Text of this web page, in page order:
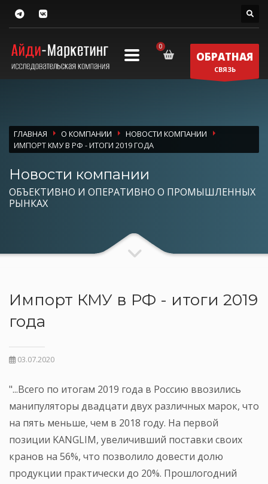
ОБРАТНАЯ
СВЯЗЬ
ГЛАВНАЯ О КОМПАНИИ
НОВОСТИ КОМПАНИИ
ИМПОРТ КМУ В РФ - ИТОГИ 2019 ГОДА
Новости компании
ОБЪЕКТИВНО И ОПЕРАТИВНО О ПРОМЫШЛЕННЫХ
РЫНКАХ
Импорт КМУ в РФ - итоги 2019
года
03.07.2020
"...Всего по итогам 2019 года в Россию ввозились
манипуляторы двадцати двух различных марок, что
на пять меньше, чем в 2018 году. На первой
позиции KANGLIM, увеличивший поставки своих
кранов на 56%, что позволило довести долю
продукции практически до 20%. Прошлогодний